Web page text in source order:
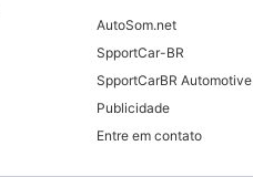
AutoSom.net
SpportCar-BR
SpportCarBR Automotive
Publicidade
Entre em contato